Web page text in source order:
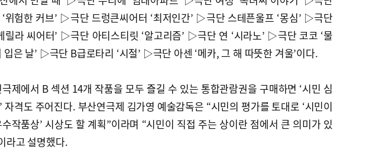
위험한 커브’ ▷극단 드렁큰씨어터 ‘최저인간’ ▷극단 스테픈울프 ‘몽심’ ▷극단
릴라 씨어터’ ▷극단 아티스티릿 ‘알고리즘’ ▷극단 연 ‘시라노’ ▷극단 코코 ‘물
입은 날’ ▷극단 B급로타리 ‘시절’ ▷극단 아센 ‘메카, 그 해 따뜻한 겨울’이다.
제에서 B 섹션 14개 작품을 모두 즐길 수 있는 통합관람권을 구매하면 ‘시민 심
자격도 주어진다. 부산연극제 김가영 예술감독은 “시민의 평가를 토대로 ‘시민이
작품상’ 시상도 할 계획”이라며 “시민이 직접 주는 상이란 점에서 큰 의미가 있
라고 설명했다.